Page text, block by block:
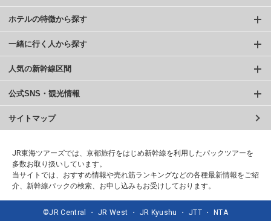
ホテルの特徴から探す
一緒に行く人から探す
人気の新幹線区間
公式SNS・観光情報
サイトマップ
JR東海ツアーズでは、京都旅行をはじめ新幹線を利用したパックツアーを
多数お取り扱いしています。
当サイトでは、おすすめ情報や売れ筋ランキングなどの各種最新情報をご紹
介、新幹線パックの検索、お申し込みもお受けしております。
©JR Central ・ JR West ・ JR Kyushu ・ JTT ・ NTA